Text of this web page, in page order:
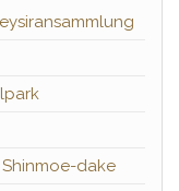
Shinmoe-dake